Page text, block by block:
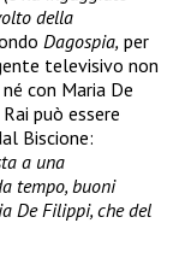
della
Dagospia, per
televisivo non
con Maria De
può essere
Biscione:
a una
tempo, buoni
De Filippi, che del